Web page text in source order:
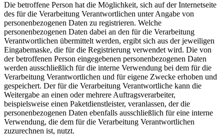
Die betroffene Person hat die Möglichkeit, sich auf der Internetseite
des für die Verarbeitung Verantwortlichen unter Angabe von
personenbezogenen Daten zu registrieren. Welche
personenbezogenen Daten dabei an den für die Verarbeitung
Verantwortlichen übermittelt werden, ergibt sich aus der jeweiligen
Eingabemaske, die für die Registrierung verwendet wird. Die von
der betroffenen Person eingegebenen personenbezogenen Daten
werden ausschließlich für die interne Verwendung bei dem für die
Verarbeitung Verantwortlichen und für eigene Zwecke erhoben und
gespeichert. Der für die Verarbeitung Verantwortliche kann die
Weitergabe an einen oder mehrere Auftragsverarbeiter,
beispielsweise einen Paketdienstleister, veranlassen, der die
personenbezogenen Daten ebenfalls ausschließlich für eine interne
Verwendung, die dem für die Verarbeitung Verantwortlichen
zuzurechnen ist, nutzt.